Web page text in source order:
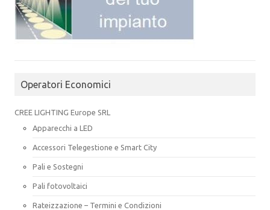
Operatori Economici
CREE LIGHTING Europe SRL
Apparecchi a LED
Accessori Telegestione e Smart City
Pali e Sostegni
Pali fotovoltaici
Rateizzazione – Termini e Condizioni